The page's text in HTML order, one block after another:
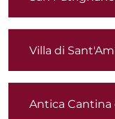
Villa di
Antica Cantina